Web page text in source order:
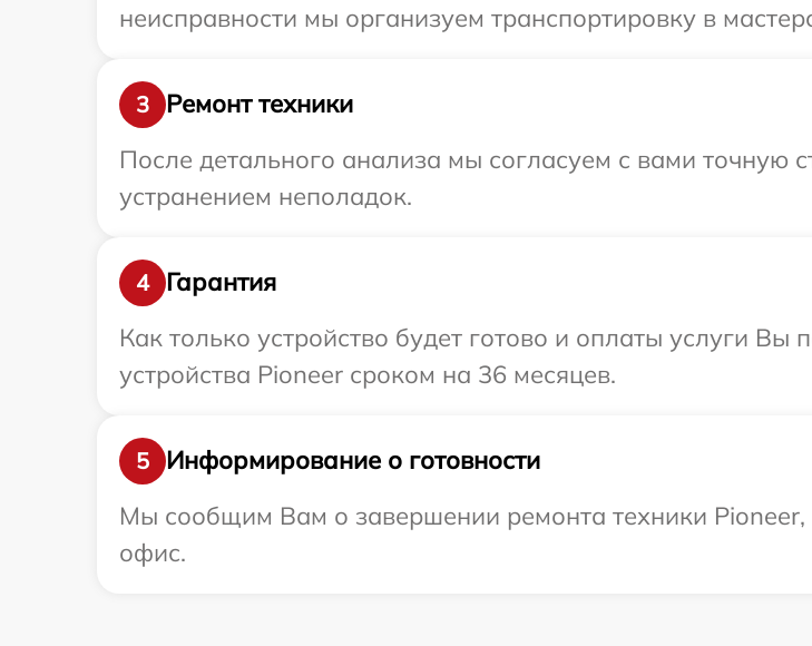
неисправности мы организуем транспортировку в
3
Ремонт техники
После детального анализа мы согласуем с вами точную
устранением неполадок.
4
Гарантия
Как только устройство будет готово и оплаты услуги
устройства Pioneer сроком на 36 месяцев.
5
Информирование о готовности
Мы сообщим Вам о завершении ремонта техники
офис.